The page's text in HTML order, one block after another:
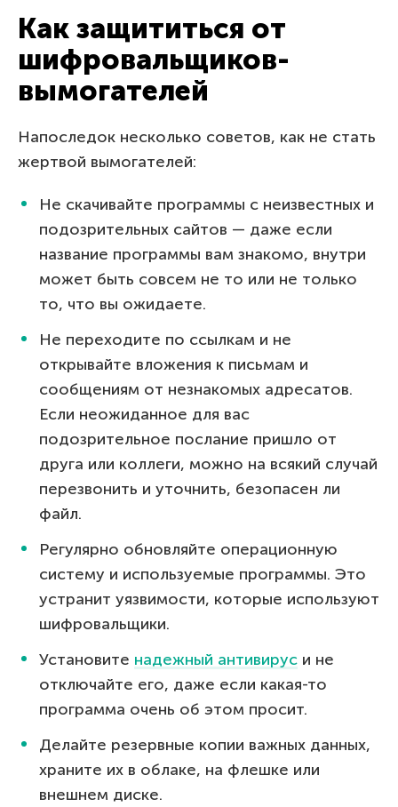
Как защититься от
шифровальщиков-
вымогателей
Напоследок несколько советов, как не стать
жертвой вымогателей:
Не скачивайте программы с неизвестных и
подозрительных сайтов — даже если
название программы вам знакомо, внутри
может быть совсем не то или не только
то, что вы ожидаете.
Не переходите по ссылкам и не
открывайте вложения к письмам и
сообщениям от незнакомых адресатов.
Если неожиданное для вас
подозрительное послание пришло от
друга или коллеги, можно на всякий случай
перезвонить и уточнить, безопасен ли
файл.
Регулярно обновляйте операционную
систему и используемые программы. Это
устранит уязвимости, которые используют
шифровальщики.
Установите надежный антивирус и не
отключайте его, даже если какая-то
программа очень об этом просит.
Делайте резервные копии важных данных,
храните их в облаке, на флешке или
внешнем диске.